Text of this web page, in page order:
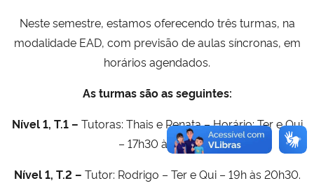
Neste semestre, estamos oferecendo três turmas, na
modalidade EAD, com previsão de aulas síncronas, em
horários agendados.
As turmas são as seguintes:
Nível 1, T.1 – Tutoras: Thais e Renata – Horário: Ter e Qui
– 17h30 às 19h.
Nível 1, T.2 – Tutor: Rodrigo – Ter e Qui – 19h às 20h30.